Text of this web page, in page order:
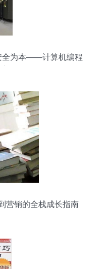
全为本——计算机编程
营销的全栈成长指南